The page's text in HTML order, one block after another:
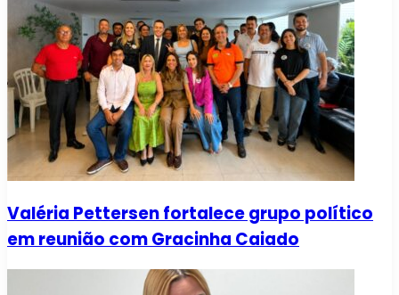
Valéria Pettersen fortalece grupo político
em reunião com Gracinha Caiado